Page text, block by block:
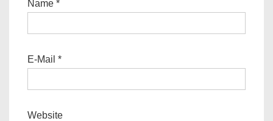
Name *
E-Mail *
Website